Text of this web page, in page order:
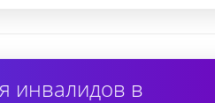
инвалидов в